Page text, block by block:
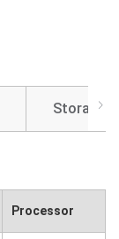
Storage
Processor